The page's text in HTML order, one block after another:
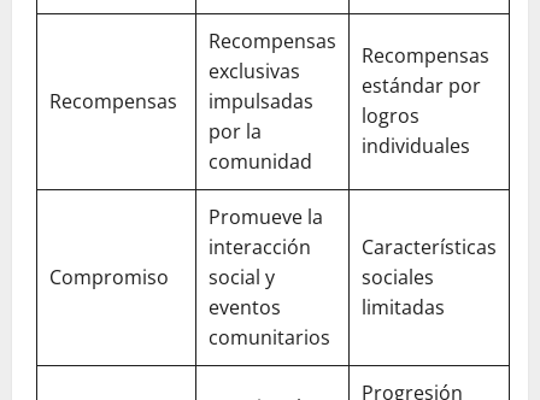
Recompensas
Recompensas
exclusivas
impulsadas
por la
comunidad
Recompensas
estándar por
logros
individuales
Compromiso
Promueve la
interacción
social y
eventos
comunitarios
Características
sociales
limitadas
Progresión